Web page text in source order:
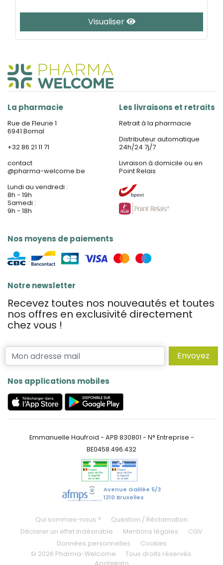
Visualiser
La pharmacie
Rue de Fleurie 1
6941 Bomal
+32 86 21 11 71
contact
@pharma-welcome.be
Lundi au vendredi :
8h - 19h
Samedi :
9h - 18h
Nos moyens de paiements
Les livraisons et retraits
Retrait à la pharmacie
Distributeur automatique
24h/24 7j/7
Livraison à domicile ou en
Point Relais
Notre newsletter
Recevez toutes nos nouveautés et toutes
nos offres en exclusivité directement
chez vous !
Envoyez
Nos applications mobiles
Emmanuelle Haufroid - APB 830801 - N° Entreprise -
BE0458.496.432
Avenue Galilée 5/3
1210 Bruxelles
Qui sommes-nous ?
Question / Réclamation
Déclarer un effet indésirable
Mentions légales
CGV
Données personnelles
Cookies
© 2026 Pharma-Welcome
Tous droits réservés.
Apotekisto